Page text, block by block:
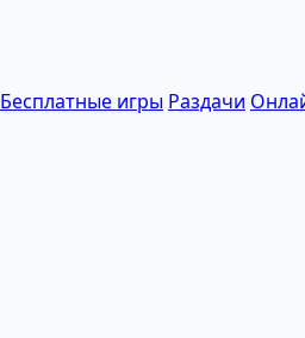
Бесплатные игры Раздачи